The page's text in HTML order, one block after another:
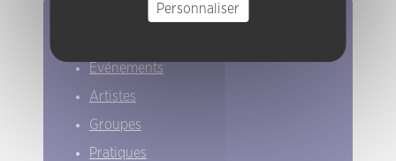
Elles/ils ont joué chez nous
Evénements
Artistes
Groupes
Pratiques
Personnaliser